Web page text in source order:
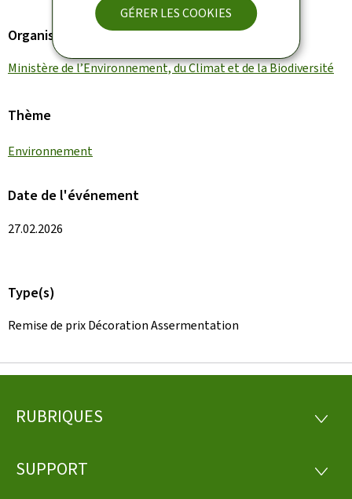
GÉRER LES COOKIES
Organisation
Ministère de l’Environnement, du Climat et de la Biodiversité
Thème
Environnement
Date de l'événement
27.02.2026
Type(s)
Remise de prix Décoration Assermentation
Pied
page
RUBRIQUES
SUPPORT